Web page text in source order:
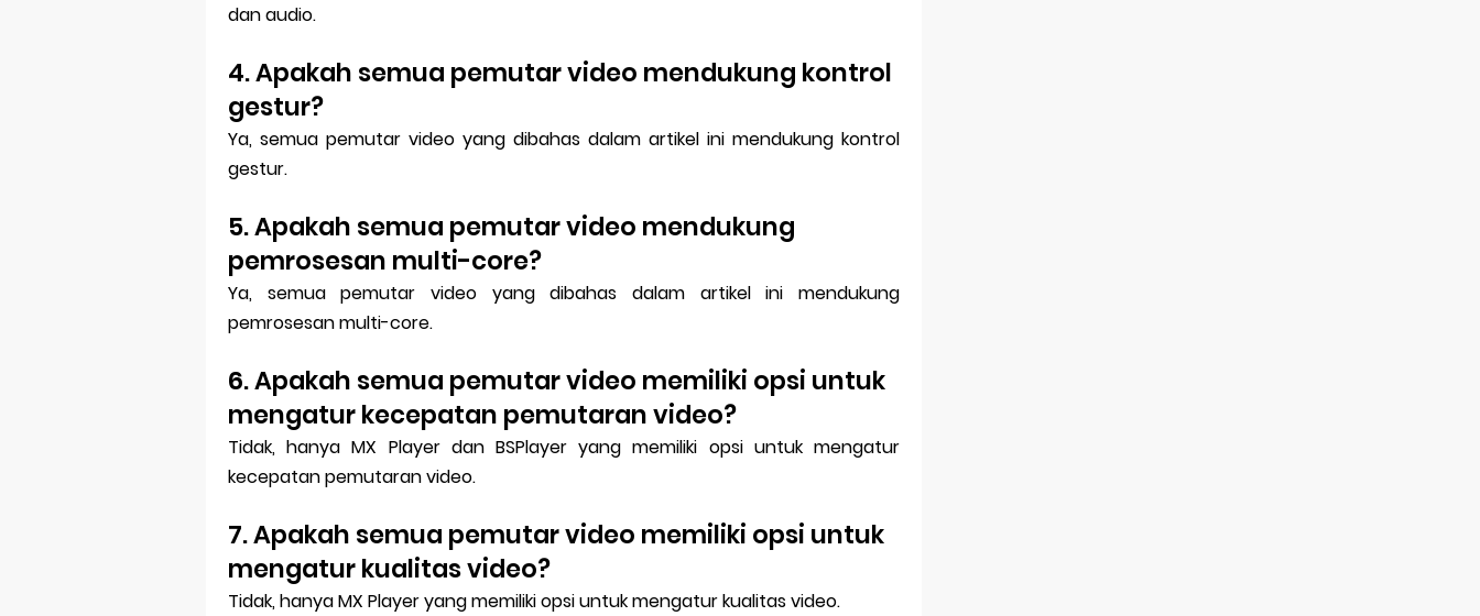
dan audio.
4. Apakah semua pemutar video mendukung kontrol
gestur?
Ya, semua pemutar video yang dibahas dalam artikel ini mendukung kontrol
gestur.
5. Apakah semua pemutar video mendukung
pemrosesan multi-core?
Ya, semua pemutar video yang dibahas dalam artikel ini mendukung
pemrosesan multi-core.
6. Apakah semua pemutar video memiliki opsi untuk
mengatur kecepatan pemutaran video?
Tidak, hanya MX Player dan BSPlayer yang memiliki opsi untuk mengatur
kecepatan pemutaran video.
7. Apakah semua pemutar video memiliki opsi untuk
mengatur kualitas video?
Tidak, hanya MX Player yang memiliki opsi untuk mengatur kualitas video.